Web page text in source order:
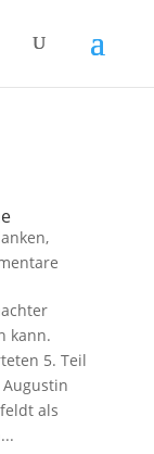
,
kann.
5. Teil
als